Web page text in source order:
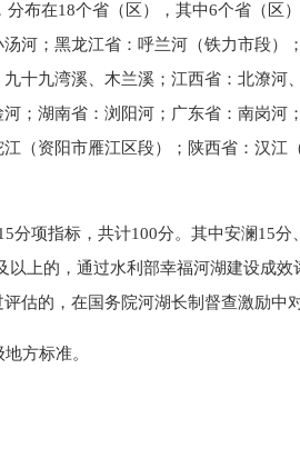
布在18个省（区），其中6个省（区
；黑龙江省：呼兰河（铁力市段）
十九湾溪、木兰溪；江西省：北潦河
；湖南省：浏阳河；广东省：南岗河
（资阳市雁江区段）；陕西省：汉江
分项指标，共计100分。其中安澜15分
上的，通过水利部幸福河湖建设成效
估的，在国务院河湖长制督查激励中
方标准。